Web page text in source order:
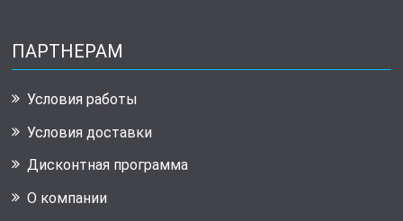
ПАРТНЕРАМ
Условия работы
Условия доставки
Дисконтная программа
О компании